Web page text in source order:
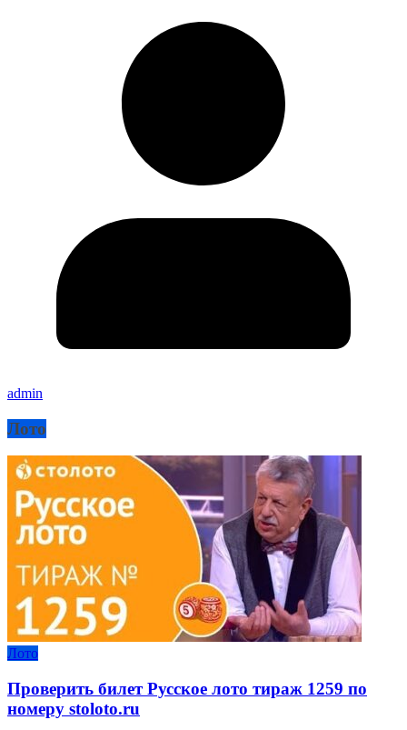
admin
Лото
Лото
Проверить билет Русское лото тираж 1259 по
номеру stoloto.ru